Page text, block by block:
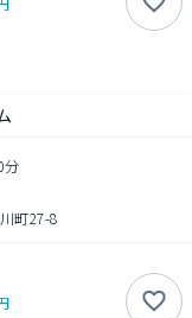
分
町27-8